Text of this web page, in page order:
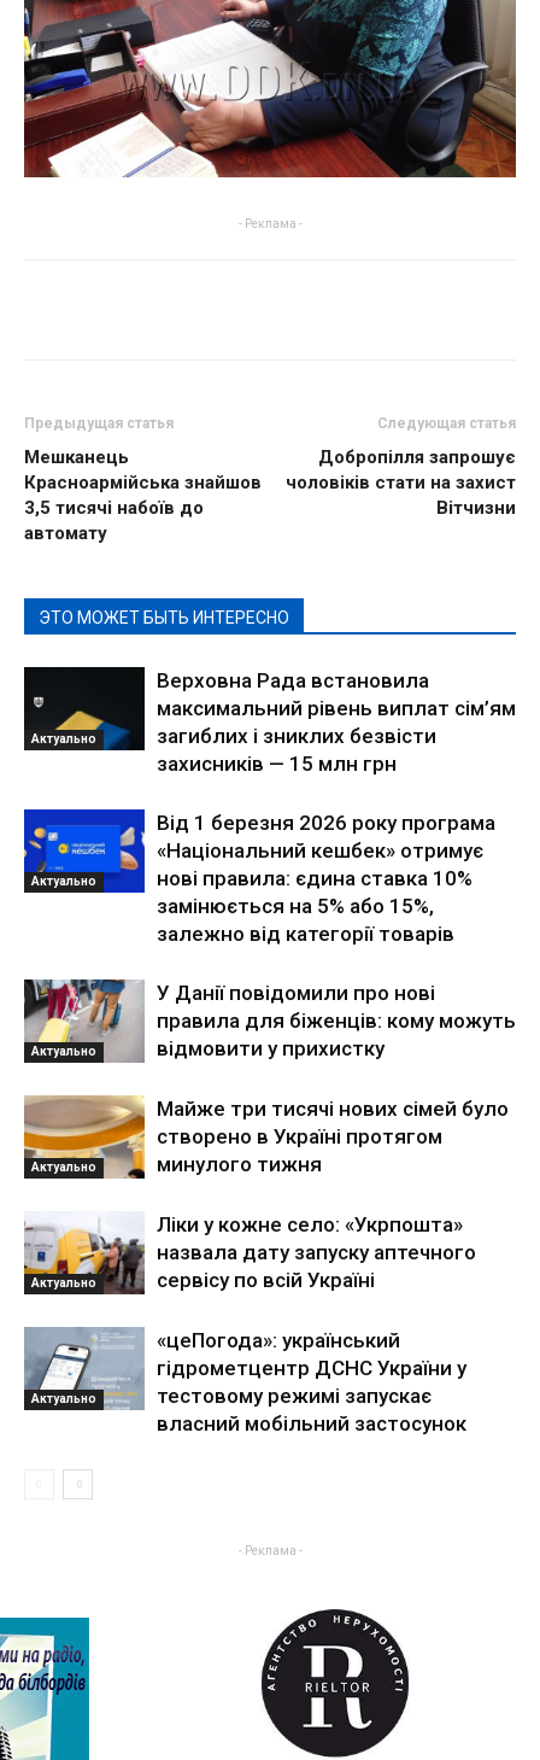
- Реклама -
Предыдущая статья
Мешканець
Красноармійська знайшов
3,5 тисячі набоїв до
автомату
Следующая статья
Добропілля запрошує
чоловіків стати на захист
Вітчизни
ЭТО МОЖЕТ БЫТЬ ИНТЕРЕСНО
Актуально
Верховна Рада встановила
максимальний рівень виплат сім’ям
загиблих і зниклих безвісти
захисників — 15 млн грн
Актуально
Від 1 березня 2026 року програма
«Національний кешбек» отримує
нові правила: єдина ставка 10%
замінюється на 5% або 15%,
залежно від категорії товарів
Актуально
У Данії повідомили про нові
правила для біженців: кому можуть
відмовити у прихистку
Актуально
Майже три тисячі нових сімей було
створено в Україні протягом
минулого тижня
Актуально
Ліки у кожне село: «Укрпошта»
назвала дату запуску аптечного
сервісу по всій Україні
Актуально
«цеПогода»: український
гідрометцентр ДСНС України у
тестовому режимі запускає
власний мобільний застосунок
- Реклама -